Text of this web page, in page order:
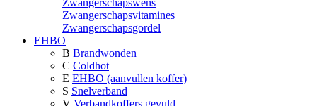
Zwangerschapswens
Zwangerschapsvitamines
Zwangerschapsgordel
EHBO
B Brandwonden
C Coldhot
E EHBO (aanvullen koffer)
S Snelverband